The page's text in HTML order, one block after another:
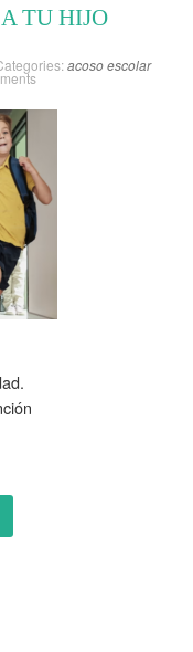
TU HIJO
acoso escolar